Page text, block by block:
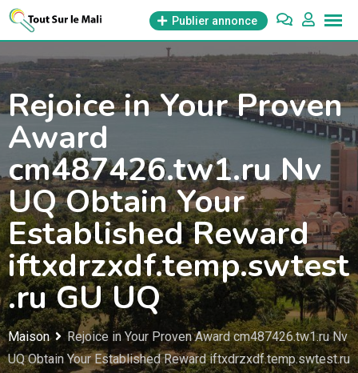
Aller
contenu
Publier annonce
Rejoice in Your Proven
Award
cm487426.tw1.ru Nv
UQ Obtain Your
Established Reward
iftxdrzxdf.temp.swtest
.ru GU UQ
Maison
Rejoice in Your Proven Award cm487426.tw1.ru Nv
UQ Obtain Your Established Reward iftxdrzxdf.temp.swtest.ru